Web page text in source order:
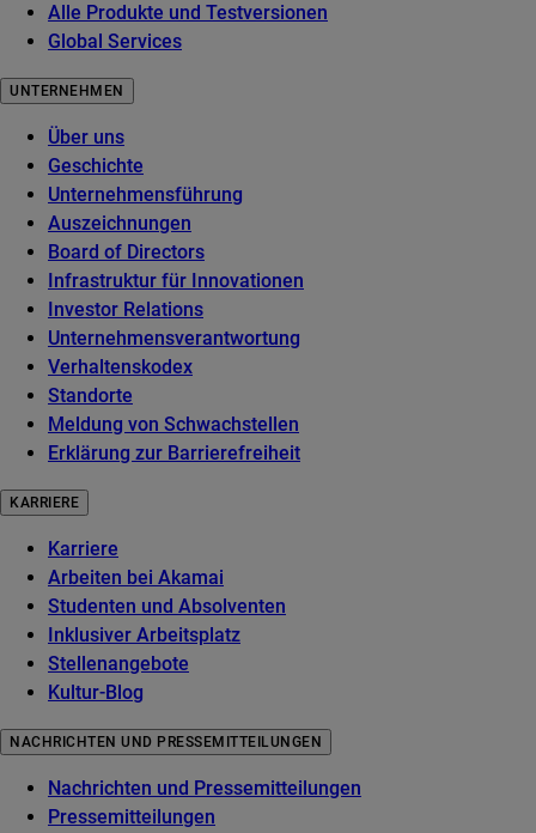
Alle Produkte und Testversionen
Global Services
UNTERNEHMEN
Über uns
Geschichte
Unternehmensführung
Auszeichnungen
Board of Directors
Infrastruktur für Innovationen
Investor Relations
Unternehmensverantwortung
Verhaltenskodex
Standorte
Meldung von Schwachstellen
Erklärung zur Barrierefreiheit
KARRIERE
Karriere
Arbeiten bei Akamai
Studenten und Absolventen
Inklusiver Arbeitsplatz
Stellenangebote
Kultur-Blog
NACHRICHTEN UND PRESSEMITTEILUNGEN
Nachrichten und Pressemitteilungen
Pressemitteilungen